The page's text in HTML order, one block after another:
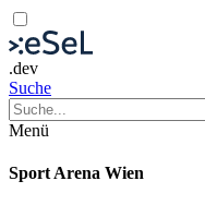
.dev
Suche
Menü
Sport Arena Wien